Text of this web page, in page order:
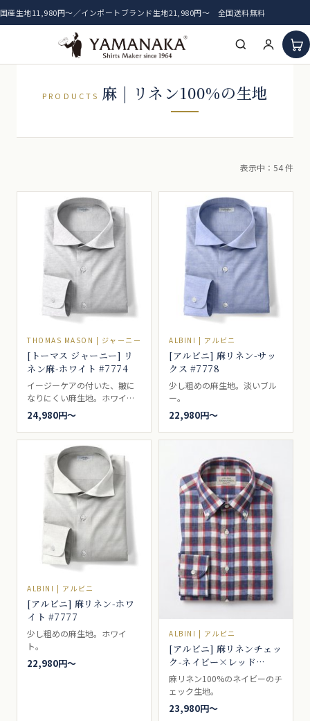
国産生地11,980円〜／インポートブランド生地21,980円〜 全国送料無料
PRODUCTS 麻 | リネン100%の生地
表示中：54 件
THOMAS MASON | ジャーニー
[トーマス ジャーニー] リ
ネン麻-ホワイト #7774
イージーケアの付いた、皺に
なりにくい麻生地。ホワイ
ト。
24,980円〜
ALBINI | アルビニ
[アルビニ] 麻リネン-サッ
クス #7778
少し粗めの麻生地。淡いブル
ー。
22,980円〜
ALBINI | アルビニ
[アルビニ] 麻リネン-ホワ
イト #7777
少し粗めの麻生地。ホワイ
ト。
22,980円〜
ALBINI | アルビニ
[アルビニ] 麻リネンチェッ
ク-ネイビー×レッド
#8439
麻リネン100%のネイビーのチ
ェック生地。
23,980円〜